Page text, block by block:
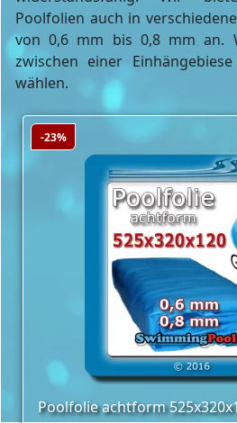
Poolfolien auch in
von 0,6 mm bis 0,8 mm an.
zwischen einer
wählen.
-23%
Poolfolie achtform